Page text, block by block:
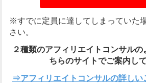
※すでに定員に達してしまっていた
さい。
２種類のアフィリエイトコンサル
ちらのサイトでご案内して
⇒アフィリエイトコンサルの詳しい